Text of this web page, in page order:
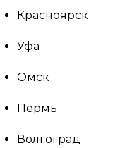
Красноярск
Уфа
Омск
Пермь
Волгоград